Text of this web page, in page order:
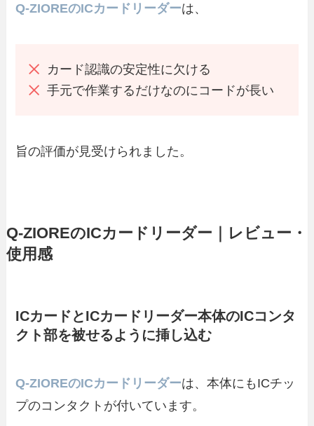
Q-ZIOREのICカードリーダーは、
カード認識の安定性に欠ける
手元で作業するだけなのにコードが長い
旨の評価が見受けられました。
Q-ZIOREのICカードリーダー｜レビュー・
使用感
ICカードとICカードリーダー本体のICコンタ
クト部を被せるように挿し込む
Q-ZIOREのICカードリーダーは、本体にもICチッ
プのコンタクトが付いています。